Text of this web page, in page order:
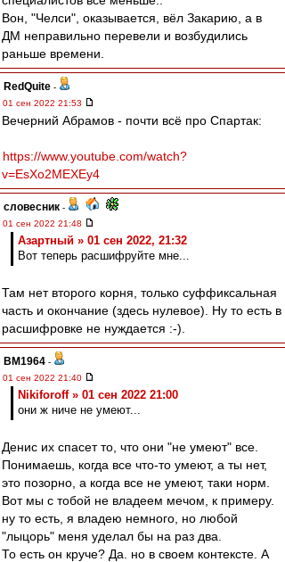
Вон, "Челси", оказывается, вёл Закарию, а в
ДМ неправильно перевели и возбудились
раньше времени.
RedQuite -
01 сен 2022 21:53
Вечерний Абрамов - почти всё про Спартак:
https://www.youtube.com/watch?
v=EsXo2MEXEy4
словесник -
01 сен 2022 21:48
Азартный » 01 сен 2022, 21:32
Вот теперь расшифруйте мне...
Там нет второго корня, только суффиксальная
часть и окончание (здесь нулевое). Ну то есть в
расшифровке не нуждается :-).
BM1964 -
01 сен 2022 21:40
Nikiforoff » 01 сен 2022 21:00
они ж ниче не умеют...
Денис их спасет то, что они "не умеют" все.
Понимаешь, когда все что-то умеют, а ты нет,
это позорно, а когда все не умеют, таки норм.
Вот мы с тобой не владеем мечом, к примеру.
ну то есть, я владею немного, но любой
"лыцорь" меня уделал бы на раз два.
То есть он круче? Да. но в своем контексте. А